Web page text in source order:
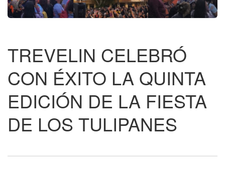
TREVELIN CELEBRÓ
CON ÉXITO LA QUINTA
EDICIÓN DE LA FIESTA
DE LOS TULIPANES